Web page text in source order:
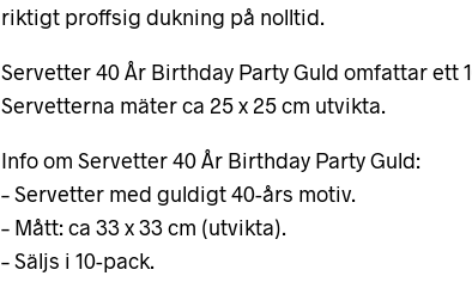
riktigt proffsig dukning på nolltid.
Servetter 40 År Birthday Party Guld omfattar
Servetterna mäter ca 25 x 25 cm utvikta.
Info om Servetter 40 År Birthday Party Guld:
– Servetter med guldigt 40-års motiv.
– Mått: ca 33 x 33 cm (utvikta).
– Säljs i 10-pack.